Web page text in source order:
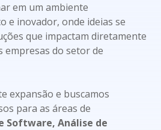
em um ambiente
e inovador, onde ideias se
que impactam diretamente
empresas do setor de
expansão e buscamos
para as áreas de
Software, Análise de